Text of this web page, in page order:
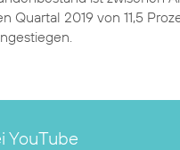
Quartal 2019 von 11,5
YouTube